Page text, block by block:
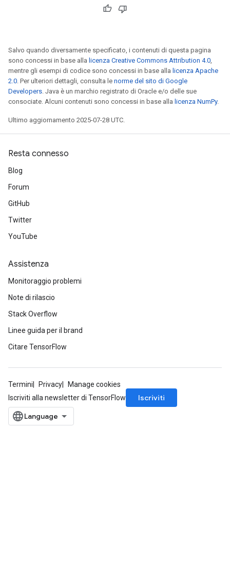
Salvo quando diversamente specificato, i contenuti di questa pagina
sono concessi in base alla licenza Creative Commons Attribution 4.0,
mentre gli esempi di codice sono concessi in base alla licenza Apache
2.0. Per ulteriori dettagli, consulta le norme del sito di Google
Developers. Java è un marchio registrato di Oracle e/o delle sue
consociate. Alcuni contenuti sono concessi in base alla licenza NumPy.
Ultimo aggiornamento 2025-07-28 UTC.
Resta connesso
Blog
Forum
GitHub
Twitter
YouTube
Assistenza
Monitoraggio problemi
Note di rilascio
Stack Overflow
Linee guida per il brand
Citare TensorFlow
Termini Privacy
Manage cookies
Iscriviti alla newsletter di TensorFlow
Iscriviti